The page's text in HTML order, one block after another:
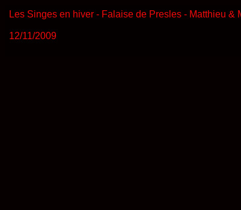
Les Singes en hiver - Falaise de Presles - Matthieu &
12/11/2009